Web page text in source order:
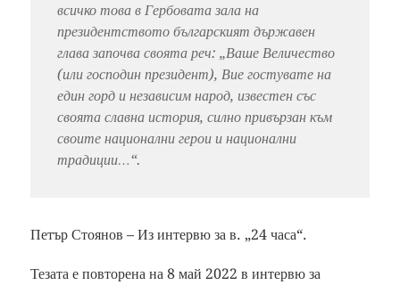
всичко това в Гербовата зала на
президентството българският държавен
глава започва своята реч: „Ваше Величество
(или господин президент), Вие гостувате на
един горд и независим народ, известен със
своята славна история, силно привързан към
своите национални герои и национални
традиции…“.
Петър Стоянов – Из интервю за в. „24 часа“.
Тезата е повторена на 8 май 2022 в интервю за